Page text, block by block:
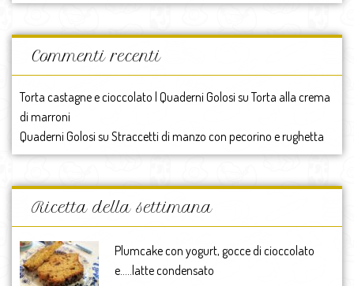
Commenti recenti
Torta castagne e cioccolato | Quaderni Golosi suTorta alla crema
di marroni
Quaderni Golosi su Straccetti di manzo con pecorino e rughetta
Ricetta della settimana
Plumcake con yogurt, gocce di cioccolato
e…..latte condensato